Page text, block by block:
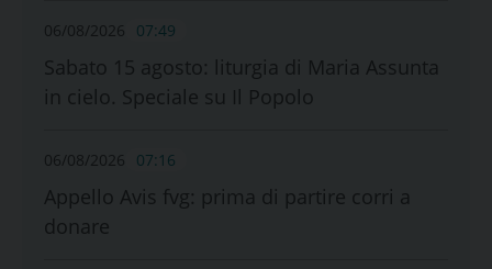
06/08/2026 07:49
Sabato 15 agosto: liturgia di Maria Assunta
in cielo. Speciale su Il Popolo
06/08/2026 07:16
Appello Avis fvg: prima di partire corri a
donare